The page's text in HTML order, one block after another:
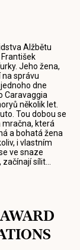
Alžbětu
Jeho žena,
na správu
dne
Caravaggia
několik let.
Tou dobou se
která
a bohatá žena
i vlastním
ve snaze
sílit…